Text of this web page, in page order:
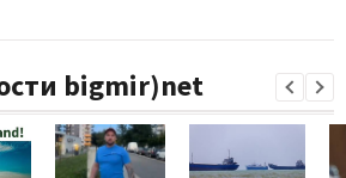
bigmir)net